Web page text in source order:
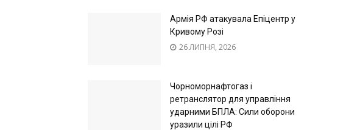
Армія РФ атакувала Епіцентр у
Кривому Розі
26 ЛИПНЯ, 2026
Чорноморнафтогаз і
ретранслятор для управління
ударними БПЛА: Сили оборони
уразили цілі РФ